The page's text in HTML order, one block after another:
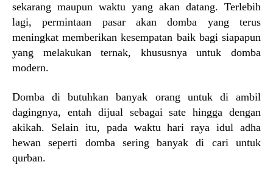
sekarang maupun waktu yang akan datang. Terlebih
lagi, permintaan pasar akan domba yang terus
meningkat memberikan kesempatan baik bagi siapapun
yang melakukan ternak, khususnya untuk domba
modern.
Domba di butuhkan banyak orang untuk di ambil
dagingnya, entah dijual sebagai sate hingga dengan
akikah. Selain itu, pada waktu hari raya idul adha
hewan seperti domba sering banyak di cari untuk
qurban.